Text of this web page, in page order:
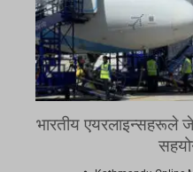
भारतीय एयरलाइन्सहरूले